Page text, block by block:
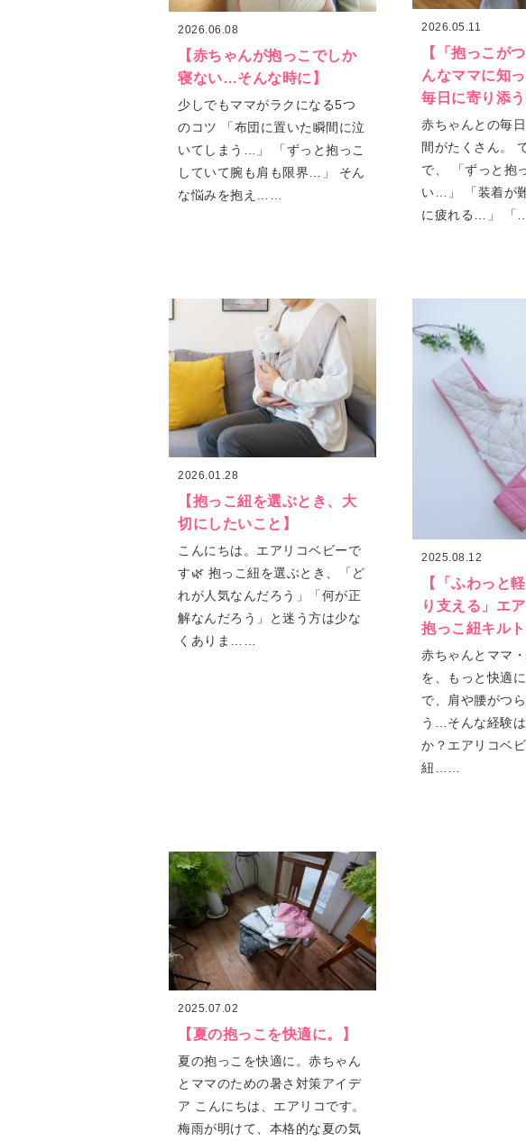
2026.06.08
【赤ちゃんが抱っこでしか
寝ない…そんな時に】
少しでもママがラクになる5つ
のコツ 「布団に置いた瞬間に泣
いてしまう…」 「ずっと抱っこ
していて腕も肩も限界…」 そん
な悩みを抱え……
2026.05.11
【「抱っこが
んなママに知っ
毎日に寄り添う
赤ちゃんとの毎
間がたくさん。
で、 「ずっと抱
い…」 「装着が
に疲れる…」
2026.01.28
【抱っこ紐を選ぶとき、大
切にしたいこと】
こんにちは。エアリコベビーで
す🌿 抱っこ紐を選ぶとき、「ど
れが人気なんだろう」「何が正
解なんだろう」と迷う方は少な
くありま……
2025.08.12
【「ふわっと
り支える」エ
抱っこ紐キルト
赤ちゃんとママ
を、もっと快適
で、肩や腰がつ
う…そんな経験
か？エアリコベ
紐……
2025.07.02
【夏の抱っこを快適に。】
夏の抱っこを快適に。赤ちゃん
とママのための暑さ対策アイデ
ア こんにちは、エアリコです。
梅雨が明けて、本格的な夏の気